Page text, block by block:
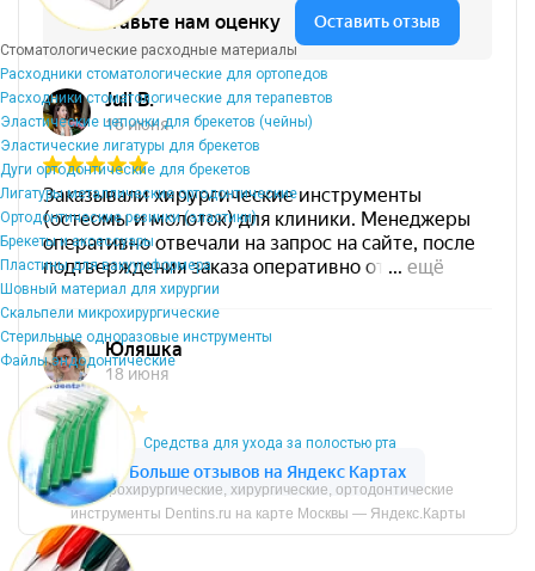
Стоматологические расходные материалы
Расходники стоматологические для ортопедов
Расходники стоматологические для терапевтов
Эластические цепочки для брекетов (чейны)
Эластические лигатуры для брекетов
Дуги ортодонтические для брекетов
Лигатуры металлические ортодонтические
Ортодонтические резинки (эластики)
Брекеты и аксессуары
Пластины для вакуумформера
Шовный материал для хирургии
Скальпели микрохирургические
Стерильные одноразовые инструменты
Файлы эндодонтические
Средства для ухода за полостью рта
Микрохирургические, хирургические, ортодонтические
инструменты Dentins.ru на карте Москвы — Яндекс.Карты